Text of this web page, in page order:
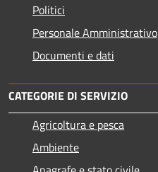
Politici
Personale Amministrativo
Documenti e dati
CATEGORIE DI SERVIZIO
Agricoltura e pesca
Ambiente